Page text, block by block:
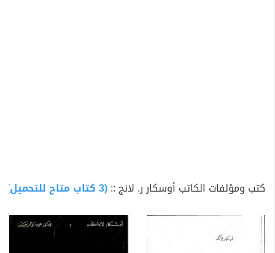
كتب ومؤلفات الكاتب أوسكار ر. لانج ::(3 كتاب متاح للتحميل)